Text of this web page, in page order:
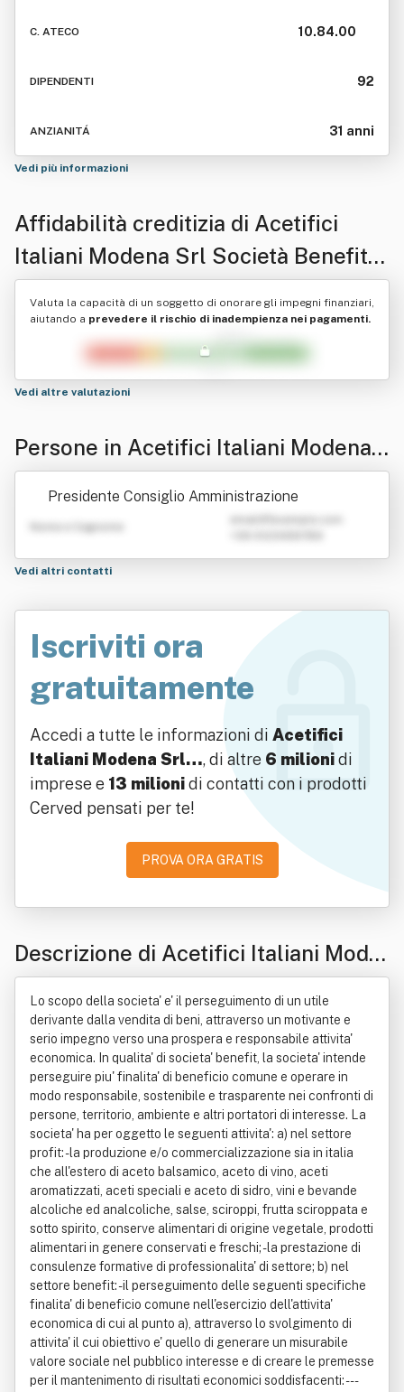
"Acetifici Italiani Modena Srl
C. ATECO 10.84.00
DIPENDENTI 92
ANZIANITÁ 31 anni
Vedi più informazioni
Affidabilità creditizia di Acetifici
Italiani Modena Srl Società Benefit",
In Sigla "Aimo Srl S.b." O "A.i.mo. Srl
S.b." O "Aimo Srl" O "A.i.mo. Srl" O
"Aimo Srl Società Benefit" O
"A.i.m.o. Srl Società Benefit" O
"Acetifici Italiani Modena Srl
Valuta la capacità di un soggetto di onorare gli impegni finanziari,
aiutando a prevedere il rischio di inadempienza nei pagamenti.
Vedi altre valutazioni
Persone in Acetifici Italiani Modena
Srl Società Benefit", In Sigla "Aimo
Srl S.b." O "A.i.mo. Srl S.b." O "Aimo
Srl" O "A.i.mo. Srl" O "Aimo Srl Soci
età Benefit" O "A.i.m.o. Srl Società B
enefit" O "Acetifici Italiani Modena S
rl S.b.", O "Acetifici Italiani Modena S
Presidente Consiglio Amministrazione
Nome e Cognome
Vedi altri contatti
Iscriviti ora
gratuitamente
Accedi a tutte le informazioni di Acetifici
Italiani Modena Srl…, di altre 6 milionidi
imprese e 13 milionidi contatti con i prodotti
Cerved pensati per te!
PROVA ORA GRATIS
Descrizione di Acetifici Italiani Mode
na Srl Società Benefit", In Sigla "Aim
o Srl S.b." O "A.i.mo. Srl S.b." O "Aim
o Srl" O "A.i.mo. Srl" O "Aimo Srl So
cietà Benefit" O "A.i.m.o. Srl Società
Benefit" O "Acetifici Italiani Modena
Srl S.b.", O "Acetifici Italiani Modena
Srl
Lo scopo della societa' e' il perseguimento di un utile
derivante dalla vendita di beni, attraverso un motivante e
serio impegno verso una prospera e responsabile attivita'
economica. In qualita' di societa' benefit, la societa' intende
perseguire piu' finalita' di beneficio comune e operare in
modo responsabile, sostenibile e trasparente nei confronti di
persone, territorio, ambiente e altri portatori di interesse. La
societa' ha per oggetto le seguenti attivita': a) nel settore
profit: - la produzione e/o commercializzazione sia in italia
che all'estero di aceto balsamico, aceto di vino, aceti
aromatizzati, aceti speciali e aceto di sidro, vini e bevande
alcoliche ed analcoliche, salse, sciroppi, frutta sciroppata e
sotto spirito, conserve alimentari di origine vegetale, prodotti
alimentari in genere conservati e freschi; - la prestazione di
consulenze formative di professionalita' di settore; b) nel
settore benefit: - il perseguimento delle seguenti specifiche
finalita' di beneficio comune nell'esercizio dell'attivita'
economica di cui al punto a), attraverso lo svolgimento di
attivita' il cui obiettivo e' quello di generare un misurabile
valore sociale nel pubblico interesse e di creare le premesse
per il mantenimento di risultati economici soddisfacenti: ---